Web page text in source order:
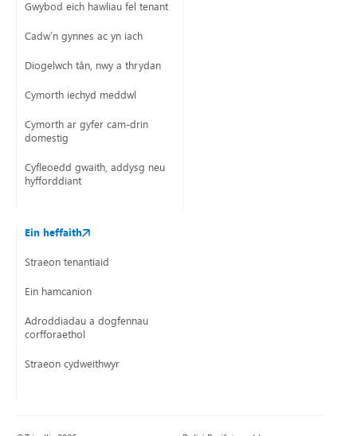
Gwybod eich hawliau fel tenant
Cadw’n gynnes ac yn iach
Diogelwch tân, nwy a thrydan
Cymorth iechyd meddwl
Cymorth ar gyfer cam-drin
domestig
Cyfleoedd gwaith, addysg neu
hyfforddiant
Ein heffaith
Straeon tenantiaid
Ein hamcanion
Adroddiadau a dogfennau
corfforaethol
Straeon cydweithwyr